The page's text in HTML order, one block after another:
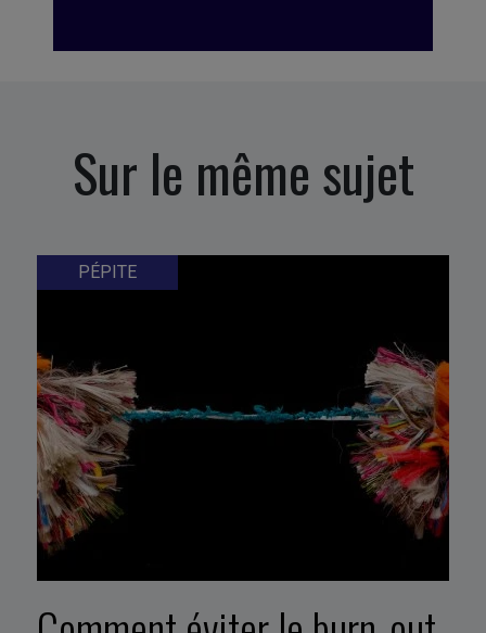
Sur le même sujet
PÉPITE